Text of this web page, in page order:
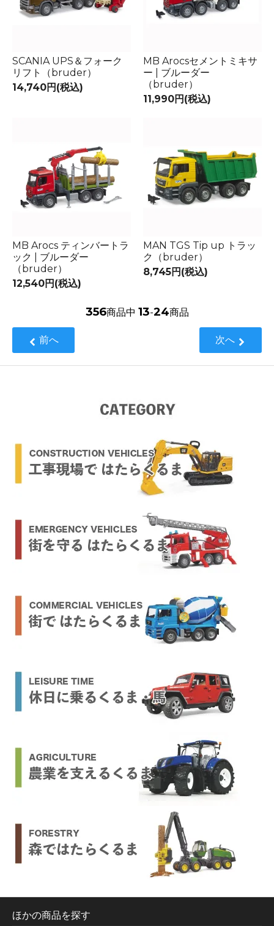
SCANIA UPS＆フォーク
リフト（bruder）
14,740円(税込)
MB Arocsセメントミキサ
ー | ブルーダー
（bruder）
11,990円(税込)
MB Arocs ティンバートラ
ック | ブルーダー
（bruder）
12,540円(税込)
MAN TGS Tip up トラッ
ク（bruder）
8,745円(税込)
356商品中 13-24商品
前へ 次へ
ほかの商品を探す